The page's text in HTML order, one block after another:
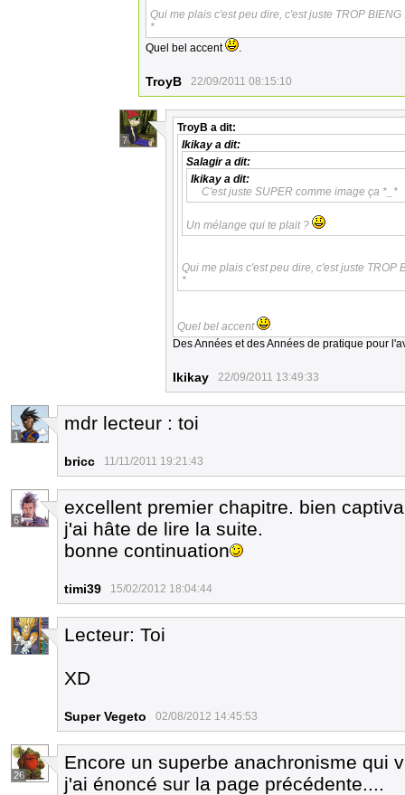
Qui me plais c'est peu dire, c'est juste TROP BIENG
*
Quel bel accent
.
TroyB 22/09/2011 08:15:10
7
TroyB a dit:
Ikikay a dit:
Salagira dit:
Ikikay a dit:
C'est juste SUPER comme image ça *_*
Un mélange qui te plait ?
Qui me plais c'est peu dire, c'est juste TROP
*
Quel bel accent
.
Des Années et des Années de pratique pour
Ikikay 22/09/2011 13:49:33
1
mdr lecteur : toi
bricc 11/11/2011 19:21:43
6
excellent premier chapitre. bien
j'ai hâte de lire la suite.
bonne continuation
timi39 15/02/2012 18:04:44
7
Lecteur: Toi
XD
Super Vegeto 02/08/2012 14:45:53
26
Encore un superbe anachronisme qui
j'ai énoncé sur la page précédente....